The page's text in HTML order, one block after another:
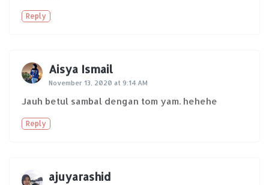
Reply
Aisya Ismail
November 13, 2020 at 9:14 AM
Jauh betul sambal dengan tom yam. hehehe
Reply
ajuyarashid